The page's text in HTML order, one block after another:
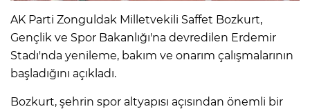
AK Parti Zonguldak Milletvekili Saffet Bozkurt,
Gençlik ve Spor Bakanlığı'na devredilen Erdemir
Stadı'nda yenileme, bakım ve onarım çalışmalarının
başladığını açıkladı.
Bozkurt, şehrin spor altyapısı açısından önemli bir